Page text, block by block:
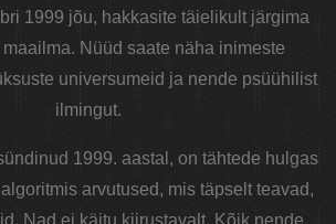
1999 jõu, hakkasite täielikult järgima
Nüüd saate näha inimeste
universumeid ja nende psüühilist
ilmingut.
1999. aastal, on tähtede hulgas
arvutused, mis täpselt teavad,